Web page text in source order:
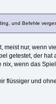
und Befehle
meist nur, wenn
getestet, der
wenn das
flüssiger und